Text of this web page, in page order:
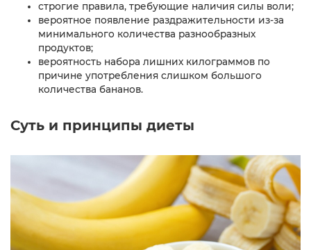
строгие правила, требующие наличия силы воли;
вероятное появление раздражительности из-за
минимального количества разнообразных
продуктов;
вероятность набора лишних килограммов по
причине употребления слишком большого
количества бананов.
Суть и принципы диеты